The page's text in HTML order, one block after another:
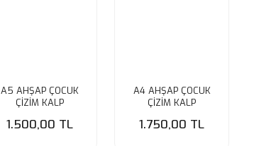
A5 AHŞAP ÇOCUK
ÇİZİM KALP
1.500,00 TL
A4 AHŞAP ÇOCUK
ÇİZİM KALP
1.750,00 TL